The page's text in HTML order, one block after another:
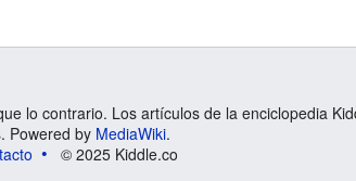
lo contrario. Los artículos de la enciclopedia
Powered by MediaWiki.
© 2025 Kiddle.co